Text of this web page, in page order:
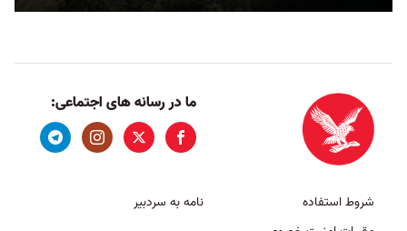
ما در رسانه های اجتماعی:
شروط استفاده
نامه به سردبیر